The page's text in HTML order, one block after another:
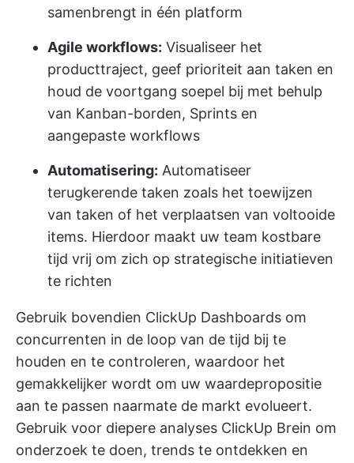
samenbrengt in één platform
Agile workflows: Visualiseer het
producttraject, geef prioriteit aan taken en
houd de voortgang soepel bij met behulp
van Kanban-borden, Sprints en
aangepaste workflows
Automatisering: Automatiseer
terugkerende taken zoals het toewijzen
van taken of het verplaatsen van voltooide
items. Hierdoor maakt uw team kostbare
tijd vrij om zich op strategische initiatieven
te richten
Gebruik bovendien ClickUp Dashboards om
concurrenten in de loop van de tijd bij te
houden en te controleren, waardoor het
gemakkelijker wordt om uw waardepropositie
aan te passen naarmate de markt evolueert.
Gebruik voor diepere analyses ClickUp Brein om
onderzoek te doen, trends te ontdekken en